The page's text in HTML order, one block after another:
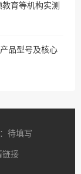
育等机构实测
品型号及核心
待填写
链接